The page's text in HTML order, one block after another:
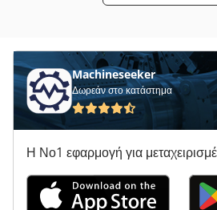
Όλα Τα
Machineseeker
Δωρεάν στο κατάστημα
Η Νο1 εφαρμογή για